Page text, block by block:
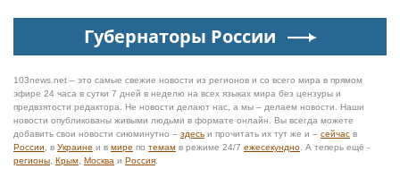
Губернаторы России
103news.net – это самые свежие новости из регионов и со всего мира в прямом
эфире 24 часа в сутки 7 дней в неделю на всех языках мира без цензуры и
предвзятости редактора. Не новости делают нас, а мы – делаем новости. Наши
новости опубликованы живыми людьми в формате онлайн. Вы всегда можете
добавить свои новости сиюминутно – здесь и прочитать их тут же и – сейчас в
России , в Украине и в мире по темам в режиме 24/7 ежесекундно . А теперь ещё -
регионы Крым Москва и Россия